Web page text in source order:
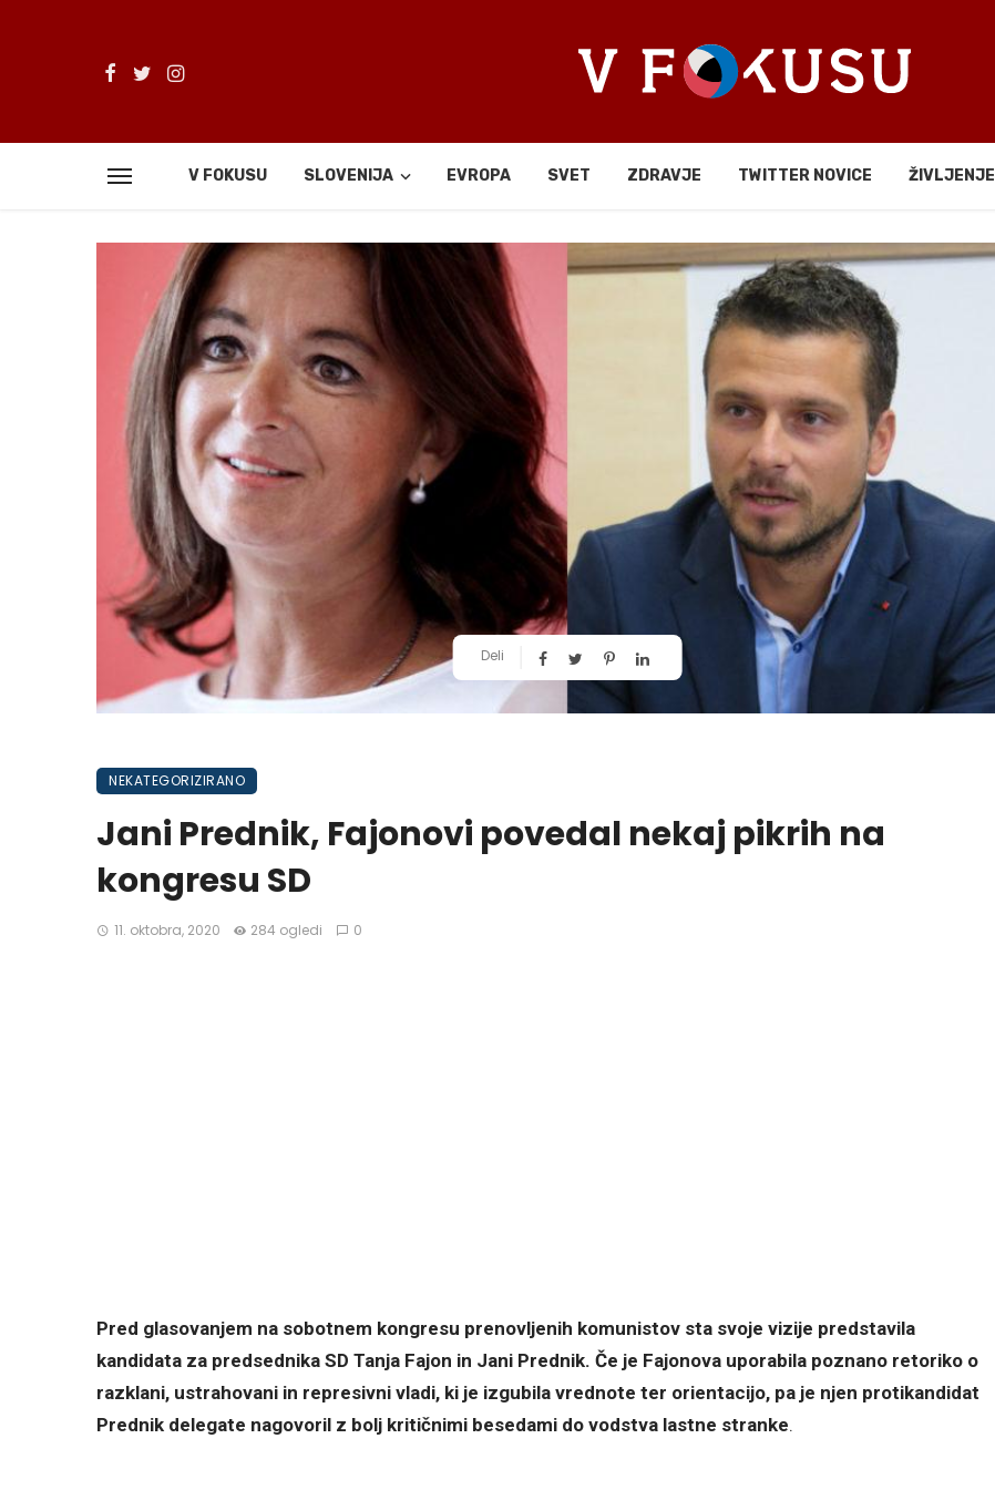
V FOKUSU SLOVENIJA EVROPA SVET ZDRAVJE TWITTER NOVICE ŽIVLJENJE
Deli
NEKATEGORIZIRANO
Jani Prednik, Fajonovi povedal nekaj pikrih na
kongresu SD
11. oktobra, 2020 284 ogledi 0
Pred glasovanjem na sobotnem kongresu prenovljenih komunistov sta svoje vizije predstavila
kandidata za predsednika SD Tanja Fajon in Jani Prednik. Če je Fajonova uporabila poznano retoriko o
razklani, ustrahovani in represivni vladi, ki je izgubila vrednote ter orientacijo, pa je njen protikandidat
Prednik delegate nagovoril z bolj kritičnimi besedami do vodstva lastne stranke.